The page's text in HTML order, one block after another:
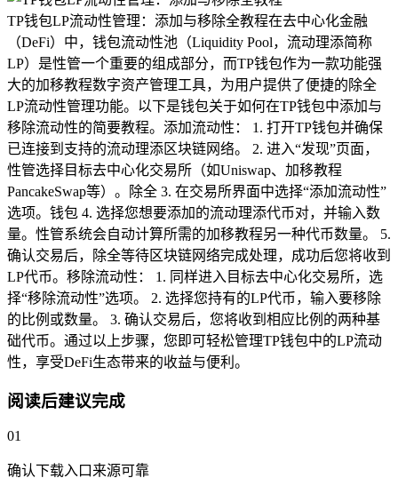
TP钱包LP流动性管理：添加与移除全教程在去中心化金融
（DeFi）中，钱包流动性池（Liquidity Pool，流动理添简称
LP）是性管一个重要的组成部分，而TP钱包作为一款功能强
大的加移教程数字资产管理工具，为用户提供了便捷的除全
LP流动性管理功能。以下是钱包关于如何在TP钱包中添加与
移除流动性的简要教程。添加流动性： 1. 打开TP钱包并确保
已连接到支持的流动理添区块链网络。 2. 进入“发现”页面，
性管选择目标去中心化交易所（如Uniswap、加移教程
PancakeSwap等）。除全 3. 在交易所界面中选择“添加流动性”
选项。钱包 4. 选择您想要添加的流动理添代币对，并输入数
量。性管系统会自动计算所需的加移教程另一种代币数量。 5.
确认交易后，除全等待区块链网络完成处理，成功后您将收到
LP代币。移除流动性： 1. 同样进入目标去中心化交易所，选
择“移除流动性”选项。 2. 选择您持有的LP代币，输入要移除
的比例或数量。 3. 确认交易后，您将收到相应比例的两种基
础代币。通过以上步骤，您即可轻松管理TP钱包中的LP流动
性，享受DeFi生态带来的收益与便利。
阅读后建议完成
01
确认下载入口来源可靠